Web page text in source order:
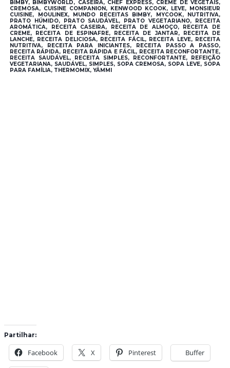
BIMBY, BIMBYWORLD, CASEIRA, CHEF EXPRESS, CREME DE VEGETAIS,
CREMOSA, CUISINE COMPANION, KENWOOD KCOOK, LEVE, MONSIEUR
CUISINE, MOULINEX, MUNDO RECEITAS BIMBY, MYCOOK, NUTRITIVA,
PRATO HÚMIDO, PRATO SAUDÁVEL, PRATO VEGETARIANO, RECEITA
AROMÁTICA, RECEITA CASEIRA, RECEITA DE ALMOÇO, RECEITA DE
CREME, RECEITA DE ESPINAFRE, RECEITA DE JANTAR, RECEITA DE
LANCHE, RECEITA DELICIOSA, RECEITA FÁCIL, RECEITA LEVE, RECEITA
NUTRITIVA, RECEITA PARA INICIANTES, RECEITA PASSO A PASSO,
RECEITA RÁPIDA, RECEITA RÁPIDA E FÁCIL, RECEITA RECONFORTANTE,
RECEITA SAUDÁVEL, RECEITA SIMPLES, RECONFORTANTE, REFEIÇÃO
VEGETARIANA, SAUDÁVEL, SIMPLES, SOPA CREMOSA, SOPA LEVE, SOPA
PARA FAMÍLIA, THERMOMIX, YÄMMI
Partilhar:
Facebook X Pinterest Buffer